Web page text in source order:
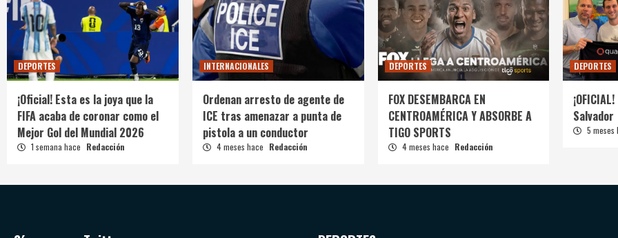
DEPORTES
¡Oficial! Esta es la joya que la
FIFA acaba de coronar como el
Mejor Gol del Mundial 2026
1 semana hace Redacción
INTERNACIONALES
Ordenan arresto de agente de
ICE tras amenazar a punta de
pistola a un conductor
4 meses hace Redacción
DEPORTES
FOX DESEMBARCA EN
CENTROAMÉRICA Y ABSORBE A
TIGO SPORTS
4 meses hace Redacción
DEPORTES
Salvador
5